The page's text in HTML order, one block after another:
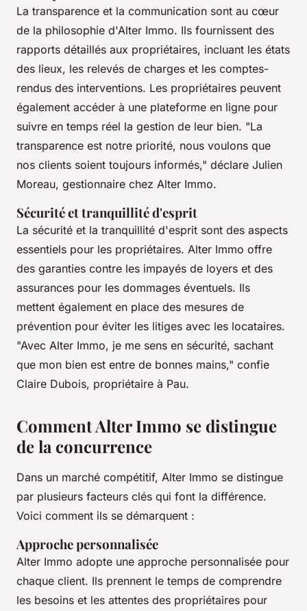
La transparence et la communication sont au cœur
de la philosophie d'Alter Immo. Ils fournissent des
rapports détaillés aux propriétaires, incluant les états
des lieux, les relevés de charges et les comptes-
rendus des interventions. Les propriétaires peuvent
également accéder à une plateforme en ligne pour
suivre en temps réel la gestion de leur bien. "La
transparence est notre priorité, nous voulons que
nos clients soient toujours informés," déclare Julien
Moreau, gestionnaire chez Alter Immo.
Sécurité et tranquillité d'esprit
La sécurité et la tranquillité d'esprit sont des aspects
essentiels pour les propriétaires. Alter Immo offre
des garanties contre les impayés de loyers et des
assurances pour les dommages éventuels. Ils
mettent également en place des mesures de
prévention pour éviter les litiges avec les locataires.
"Avec Alter Immo, je me sens en sécurité, sachant
que mon bien est entre de bonnes mains," confie
Claire Dubois, propriétaire à Pau.
Comment Alter Immo se distingue
de la concurrence
Dans un marché compétitif, Alter Immo se distingue
par plusieurs facteurs clés qui font la différence.
Voici comment ils se démarquent :
Approche personnalisée
Alter Immo adopte une approche personnalisée pour
chaque client. Ils prennent le temps de comprendre
les besoins et les attentes des propriétaires pour